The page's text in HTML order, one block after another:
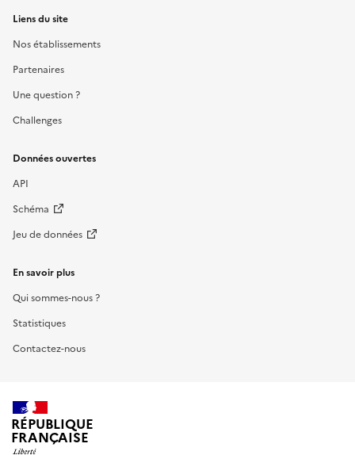
Liens du site
Nos établissements
Partenaires
Une question ?
Challenges
Données ouvertes
API
Schéma
Jeu de données
En savoir plus
Qui sommes-nous ?
Statistiques
Contactez-nous
RÉPUBLIQUE
FRANÇAISE